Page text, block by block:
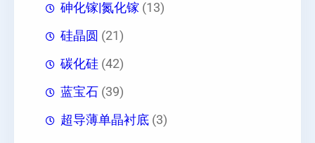
砷化镓|氮化镓 (13)
硅晶圆 (21)
碳化硅 (42)
蓝宝石 (39)
超导薄单晶衬底 (3)